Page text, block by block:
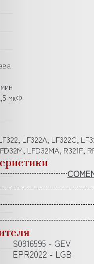
мкФ
LF322A, LF322C,
LFD32MA, R321F,
S0916595 - GEV
EPR2022 - LGB